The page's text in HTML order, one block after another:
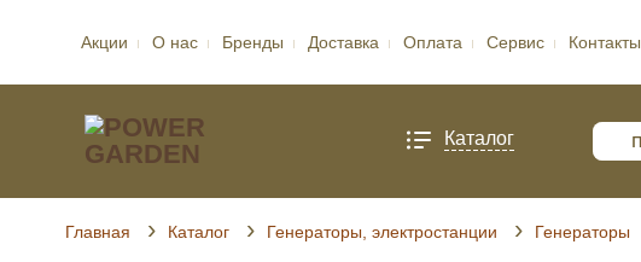
Акции О нас Бренды Доставка Оплата Сервис Контакты
Каталог
Главная Каталог Генераторы, электростанции Генераторы